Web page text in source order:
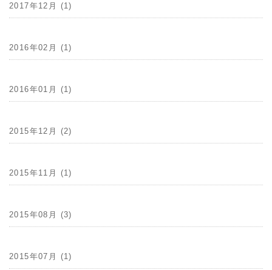
2017年12月 (1)
2016年02月 (1)
2016年01月 (1)
2015年12月 (2)
2015年11月 (1)
2015年08月 (3)
2015年07月 (1)